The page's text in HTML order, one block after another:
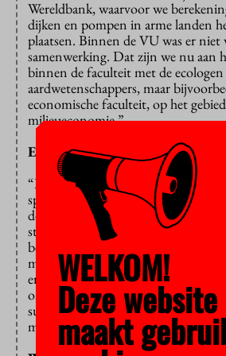
Wereldbank, waarvoor we
dijken en pompen in arme landen
plaatsen. Binnen de VU was er niet
samenwerking. Dat zijn we nu aan
binnen de faculteit met de ecologen
aardwetenschappers, maar
economische faculteit, op het
milieueconomie.”
En er komt ook meer geld uit
“Meer onderwijs geven is een van
speerpunten. Ook samen met
door onze cursussen open te stellen
studenten, ook van de UvA. Het
betreft een steeds ‘normaler’
meer diverse inkomstenbron.
er nu geld uit onderwijs, promoties en
onderzoekssubsidies, zoals de Vidi’s
subsidieaanvragen schrijven we
meer samen met anderen.”
WELKOM!
Deze website
maakt